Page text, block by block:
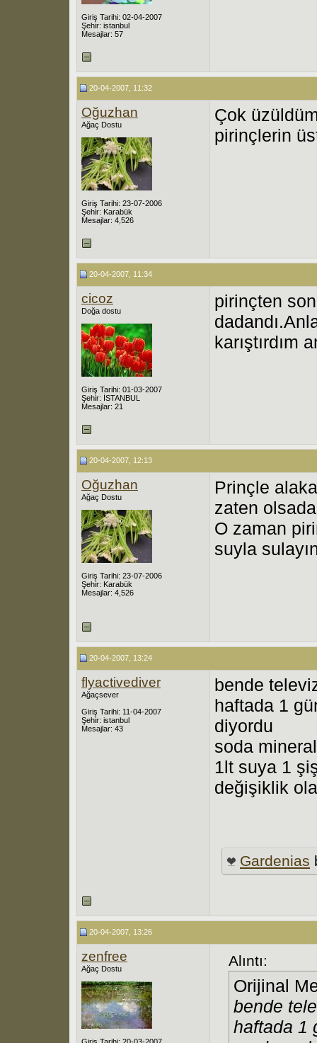
Giriş Tarihi: 02-04-2007
Şehir: istanbul
Mesajlar: 57
20-04-2007, 11:32
Oğuzhan
Ağaç Dostu
Giriş Tarihi: 23-07-2006
Şehir: Karabük
Mesajlar: 4,526
Çok
pirinçlerin
20-04-2007, 11:34
cicoz
Doğa dostu
Giriş Tarihi: 01-03-2007
Şehir: İSTANBUL
Mesajlar: 21
pirinçten
karıştırdım
20-04-2007, 12:13
Oğuzhan
Ağaç Dostu
Giriş Tarihi: 23-07-2006
Şehir: Karabük
Mesajlar: 4,526
Prinçle
zaten
O zaman
suyla
20-04-2007, 13:24
flyactivediver
Ağaçsever
Giriş Tarihi: 11-04-2007
Şehir: istanbul
Mesajlar: 43
bende
haftada 1
diyordu
soda
1lt suya 1
değişiklik
Gardenias
20-04-2007, 13:26
zenfree
Ağaç Dostu Alıntı:
Orijinal
bende
haftada 1